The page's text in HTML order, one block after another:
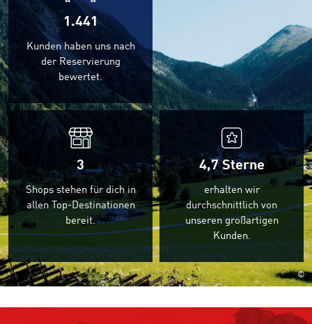
1.441
Kunden haben uns nach
der Reservierung
bewertet.
3
Shops stehen für dich in
allen Top-Destinationen
bereit.
4,7Sterne
erhalten wir
durchschnittlich von
unseren großartigen
Kunden.
©